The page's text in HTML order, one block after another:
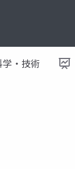
学・技術